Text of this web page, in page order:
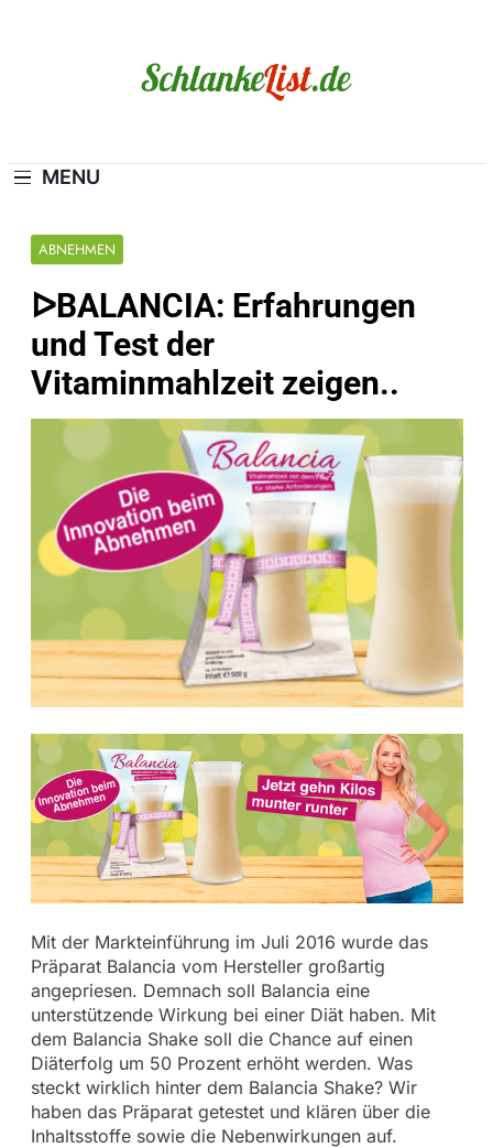
MENU
ABNEHMEN
ᐅBALANCIA: Erfahrungen
und Test der
Vitaminmahlzeit zeigen..
Mit der Markteinführung im Juli 2016 wurde das
Präparat Balancia vom Hersteller großartig
angepriesen. Demnach soll Balancia eine
unterstützende Wirkung bei einer Diät haben. Mit
dem Balancia Shake soll die Chance auf einen
Diäterfolg um 50 Prozent erhöht werden. Was
steckt wirklich hinter dem Balancia Shake? Wir
haben das Präparat getestet und klären über die
Inhaltsstoffe sowie die Nebenwirkungen auf.